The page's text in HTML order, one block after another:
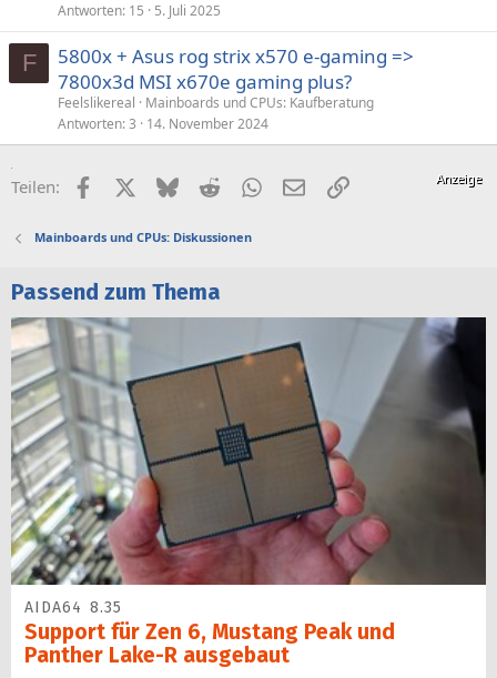
Antworten 15 5. Juli 2025
F
5800x + Asus rog strix x570 e-gaming =>
7800x3d MSI x670e gaming plus?
Feelslikereal
Mainboards und CPUs: Kaufberatung
Antworten 3 14. November 2024
Teilen: FacebookX (Twitter)
BlueskyRedditWhatsApp
E-MailLink
Mainboards und CPUs: Diskussionen
Passend zum Thema
AIDA64 8.35
Support für Zen 6, Mustang Peak und
Panther Lake-R ausgebaut